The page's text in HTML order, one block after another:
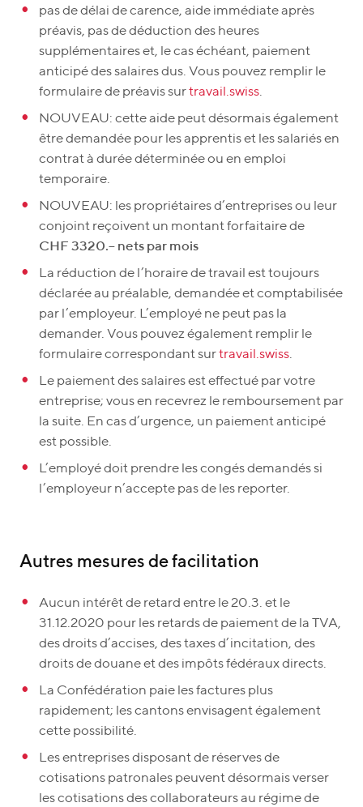
pas de délai de carence, aide immédiate après
préavis, pas de déduction des heures
supplémentaires et, le cas échéant, paiement
anticipé des salaires dus. Vous pouvez remplir le
formulaire de préavis surtravail.swiss.
NOUVEAU: cette aide peut désormais également
être demandée pour les apprentis et les salariés en
contrat à durée déterminée ou en emploi
temporaire.
NOUVEAU: les propriétaires d’entreprises ou leur
conjoint reçoivent un montant forfaitaire de
CHF 3320.– nets par mois
La réduction de l’horaire de travail est toujours
déclarée au préalable, demandée et comptabilisée
par l’employeur. L’employé ne peut pas la
demander. Vous pouvez également remplir le
formulaire correspondant surtravail.swiss.
Le paiement des salaires est effectué par votre
entreprise; vous en recevrez le remboursement par
la suite. En cas d’urgence, un paiement anticipé
est possible.
L’employé doit prendre les congés demandés si
l’employeur n’accepte pas de les reporter.
Autres mesures de facilitation
Aucun intérêt de retard entre le 20.3. et le
31.12.2020 pour les retards de paiement de la TVA,
des droits d’accises, des taxes d’incitation, des
droits de douane et des impôts fédéraux directs.
La Confédération paie les factures plus
rapidement; les cantons envisagent également
cette possibilité.
Les entreprises disposant de réserves de
cotisations patronales peuvent désormais verser
les cotisations des collaborateurs au régime de